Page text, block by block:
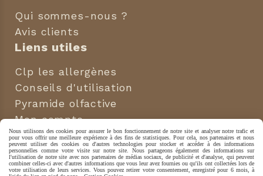
Qui sommes-nous ?
Avis clients
Liens utiles
Clp les allergènes
Conseils d'utilisation
Pyramide olfactive
Mon compte
Nous suivre
 
Nous utilisons des cookies pour assurer le bon fonctionnement de notre site et analyser notre trafic et
pour vous offrir une meilleure expérience à des fins de statistiques. Pour cela, nos partenaires et nous
peuvent utiliser des cookies ou d'autres technologies pour stocker et accéder à des informations
personnelles comme votre visite sur notre site. Nous partageons également des informations sur
l'utilisation de notre site avec nos partenaires de médias sociaux, de publicité et d'analyse, qui peuvent
combiner celles-ci avec d'autres informations que vous leur avez fournies ou qu'ils ont collectées lors de
votre utilisation de leurs services. Vous pouvez retirer votre consentement, enregistré pour 6 mois, à